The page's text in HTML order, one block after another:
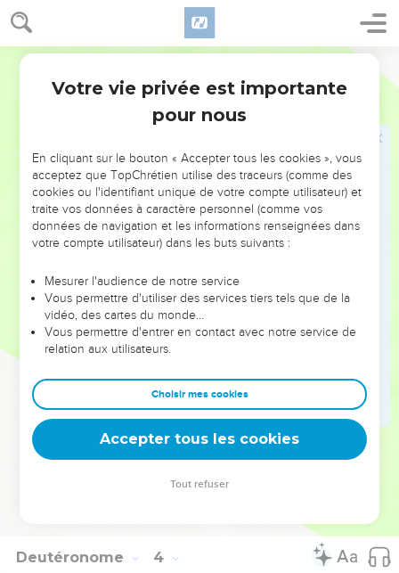
Deutéronome 3
Moïse n'entrera pas en Canaan
En ce temps-là, j’ai supplié l’Éternel, en disant :
serviteur ta grandeur et ta main puissante ; car quel dieu y a-
t-il, au ciel et sur la terre, qui puisse imiter tes œuvres et tes
Je voudrais passer, je t’en prie, et voir ce bon pays de
l’autre côté du Jourdain, ces belles montagnes et le Liban.
Mais l’Éternel s’irrita contre moi, à cause de vous, et il ne
m’écouta pas. L’Éternel me dit : C’est assez, ne me parle plus
de cette affaire.
Monte au sommet du Pisga, porte tes regards à l’ouest, au
nord, au sud et à l’est, et contemple de tes yeux ; car tu ne
passeras pas ce Jourdain.
Donne des ordres à Josué, fortifie-le et affermis-le ; car
du pays que tu verras.
Nous sommes restés dans la vallée, vis-à-vis de Beth-
Peor.
© Société biblique française – Bibli’O, 1978, avec autorisation. Pour vous procurer
Deutéronome 4
Votre vie privée est importante
pour nous
En cliquant sur le bouton « Accepter tous les cookies », vous
acceptez que TopChrétien utilise des traceurs (comme des
cookies ou l'identifiant unique de votre compte utilisateur) et
traite vos données à caractère personnel (comme vos
données de navigation et les informations renseignées dans
votre compte utilisateur) dans les buts suivants :
Mesurer l'audience de notre service
Vous permettre d'utiliser des services tiers tels que de la
vidéo, des cartes du monde…
Vous permettre d'entrer en contact avec notre service de
relation aux utilisateurs.
Choisir mes cookies
Accepter tous les cookies
Tout refuser